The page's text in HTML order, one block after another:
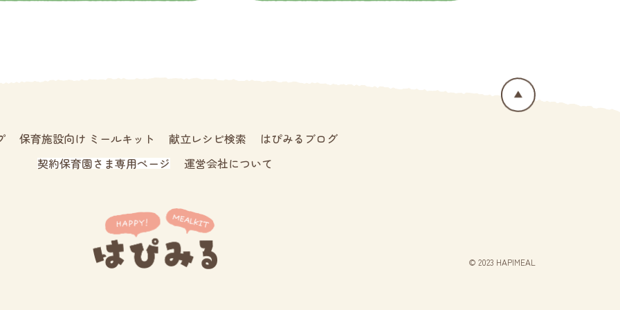
保育施設向け ミールキット 献立レシピ検索
はぴみるブログ
契約保育園さま専用ページ
運営会社について
© 2023 HAPIMEAL